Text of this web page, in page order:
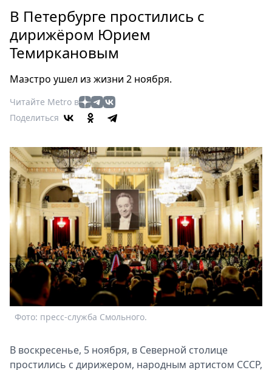
Россия
Мир
Здоровье
Туризм
Мода
Театр
Афиша
Книги
Выставки
Пресс-
релизы
О
Metro
Стримы
Спецпроекты
Звезды
Выборы
Скачай
Metro
В Петербурге простились с
дирижёром Юрием
Темиркановым
Маэстро ушел из жизни 2 ноября.
Читайте Metro в
Поделиться
Фото: пресс-служба Смольного.
В воскресенье, 5 ноября, в Северной столице
простились с дирижером, народным артистом СССР,